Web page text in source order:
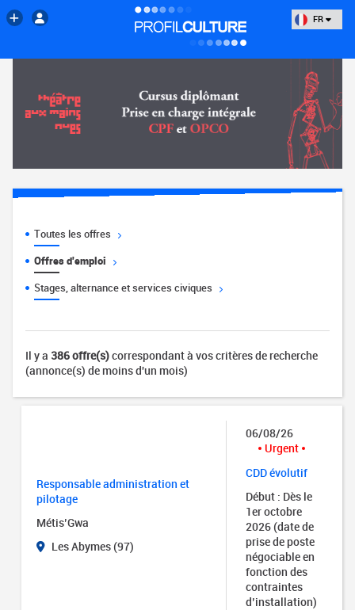
FR
Toutes les offres
Offres d'emploi
Stages, alternance et services civiques
Il y a 386 offre(s)correspondant à vos critères de recherche
(annonce(s) de moins d'un mois)
Responsable administration et
pilotage
Métis’Gwa
Les Abymes (97)
06/08/26
Urgent
CDD évolutif
Début : Dès le
1er octobre
2026 (date de
prise de poste
négociable en
fonction des
contraintes
d’installation)